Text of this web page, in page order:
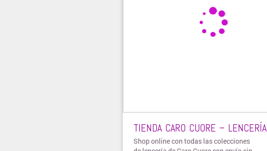
TIENDA CARO CUORE – LENCERÍA
Shop online con todas las colecciones